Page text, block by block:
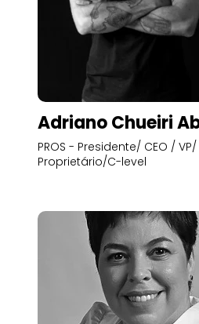
Adriano Chueiri
PROS - Presidente/ CEO /
Proprietário/C-level